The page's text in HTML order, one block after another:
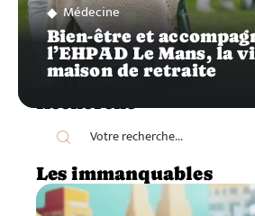
Médecine
Bien-être et
l’EHPAD Le Mans, la
maison de retraite
Recherche
Les immanquables